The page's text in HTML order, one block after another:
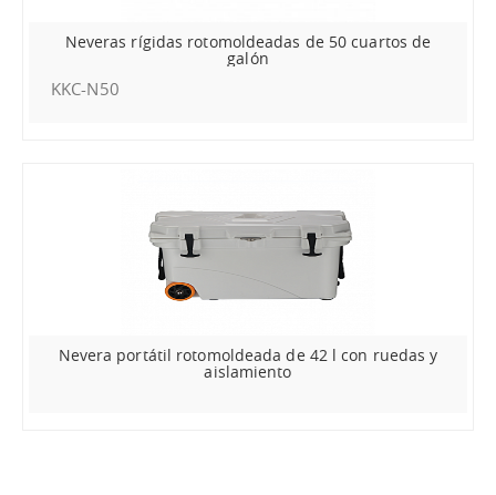
Neveras rígidas rotomoldeadas de 50 cuartos de
galón
KKC-N50
Nevera portátil rotomoldeada de 42 l con ruedas y
aislamiento